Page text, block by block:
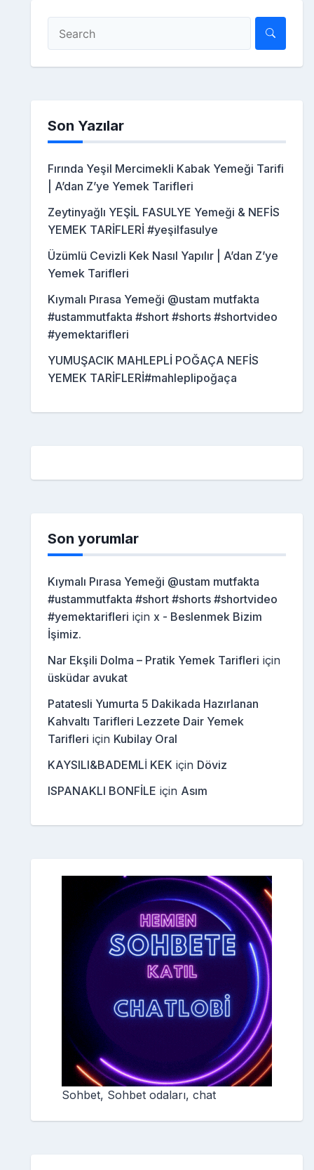
Son Yazılar
Fırında Yeşil Mercimekli Kabak Yemeği Tarifi
| A’dan Z’ye Yemek Tarifleri
Zeytinyağlı YEŞİL FASULYE Yemeği & NEFİS
YEMEK TARİFLERİ #yeşilfasulye
Üzümlü Cevizli Kek Nasıl Yapılır | A’dan Z’ye
Yemek Tarifleri
Kıymalı Pırasa Yemeği @ustam mutfakta
#ustammutfakta #short #shorts #shortvideo
#yemektarifleri
YUMUŞACIK MAHLEPLİ POĞAÇA NEFİS
YEMEK TARİFLERİ#mahleplipoğaça
Son yorumlar
Kıymalı Pırasa Yemeği @ustam mutfakta
#ustammutfakta #short #shorts #shortvideo
#yemektarifleri için x - Beslenmek Bizim
İşimiz.
Nar Ekşili Dolma – Pratik Yemek Tarifleri için
üsküdar avukat
Patatesli Yumurta 5 Dakikada Hazırlanan
Kahvaltı Tarifleri Lezzete Dair Yemek
Tarifleri için Kubilay Oral
KAYSILI&BADEMLİ KEK için Döviz
ISPANAKLI BONFİLE için Asım
Sohbet, Sohbet odaları, chat